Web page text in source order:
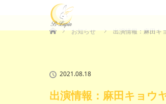
ホーム
お知らせ
出演情報：麻田キ
2021.08.18
出演情報：麻田キョウ